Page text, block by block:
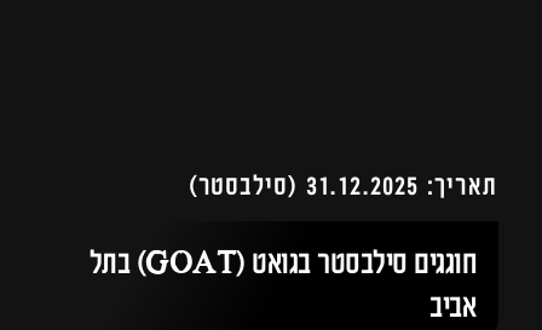
תאריך: 31.12.2025 (סילבסטר)
חוגגים סילבסטר בגואט (GOAT) בתל
אביב